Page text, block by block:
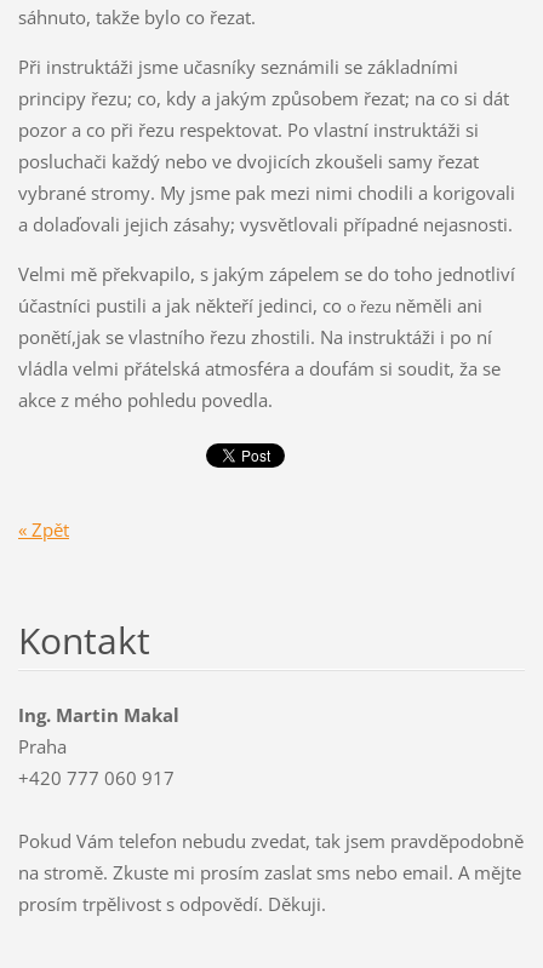
sáhnuto, takže bylo co řezat.
Při instruktáži jsme učasníky seznámili se základními
principy řezu; co, kdy a jakým způsobem řezat; na co si dát
pozor a co při řezu respektovat. Po vlastní instruktáži si
posluchači každý nebo ve dvojicích zkoušeli samy řezat
vybrané stromy. My jsme pak mezi nimi chodili a korigovali
a dolaďovali jejich zásahy; vysvětlovali případné nejasnosti.
Velmi mě překvapilo, s jakým zápelem se do toho jednotliví
účastníci pustili a jak někteří jedinci, co o řezu něměli ani
ponětí,jak se vlastního řezu zhostili. Na instruktáži i po ní
vládla velmi přátelská atmosféra a doufám si soudit, ža se
akce z mého pohledu povedla.
« Zpět
Kontakt
Ing. Martin Makal
Praha
+420 777 060 917
Pokud Vám telefon nebudu zvedat, tak jsem pravděpodobně
na stromě. Zkuste mi prosím zaslat sms nebo email. A mějte
prosím trpělivost s odpovědí. Děkuji.